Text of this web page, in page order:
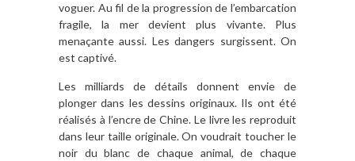
voguer. Au fil de la progression de l’embarcation
fragile, la mer devient plus vivante. Plus
menaçante aussi. Les dangers surgissent. On
est captivé.
Les milliards de détails donnent envie de
plonger dans les dessins originaux. Ils ont été
réalisés à l’encre de Chine. Le livre les reproduit
dans leur taille originale. On voudrait toucher le
noir du blanc de chaque animal, de chaque